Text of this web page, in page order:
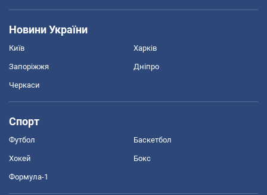
Новини України
Київ Харків
Запоріжжя Дніпро
Черкаси
Спорт
Футбол Баскетбол
Хокей Бокс
Формула-1